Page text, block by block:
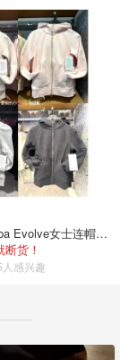
lululemon Scuba Evolve女士连帽卫衣 全拉链
货！
感兴趣